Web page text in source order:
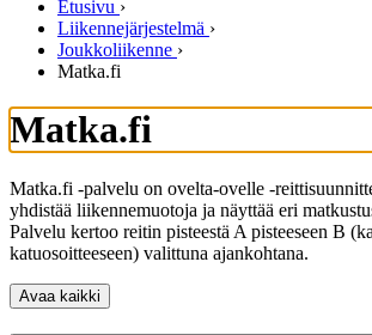
Etusivu ›
Liikennejärjestelmä ›
Joukkoliikenne ›
Matka.fi
Matka.fi
Matka.fi -palvelu on ovelta-ovelle -
yhdistää liikennemuotoja ja näyttää eri
Palvelu kertoo reitin pisteestä A pisteeseen B
katuosoitteeseen) valittuna ajankohtana.
Avaa kaikki